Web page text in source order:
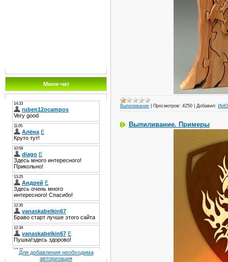
Мини-чат
Для добавления необходима
авторизация
Выпиливание Просмотров: 4250 Добавил:
Выпиливание. Примеры